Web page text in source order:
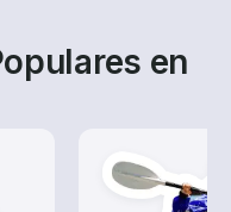
en